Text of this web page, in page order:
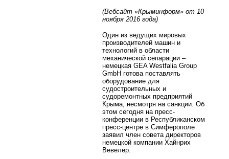
(Вебсайт «Крыминформ» от 10
ноября 2016 года)
Один из ведущих мировых
производителей машин и
технологий в области
механической сепарации –
немецкая GEA Westfalia Group
GmbH готова поставлять
оборудование для
судостроительных и
судоремонтных предприятий
Крыма, несмотря на санкции. Об
этом сегодня на пресс-
конференции в Республиканском
пресс-центре в Симферополе
заявил член совета директоров
немецкой компании Хайнрих
Вевелер.